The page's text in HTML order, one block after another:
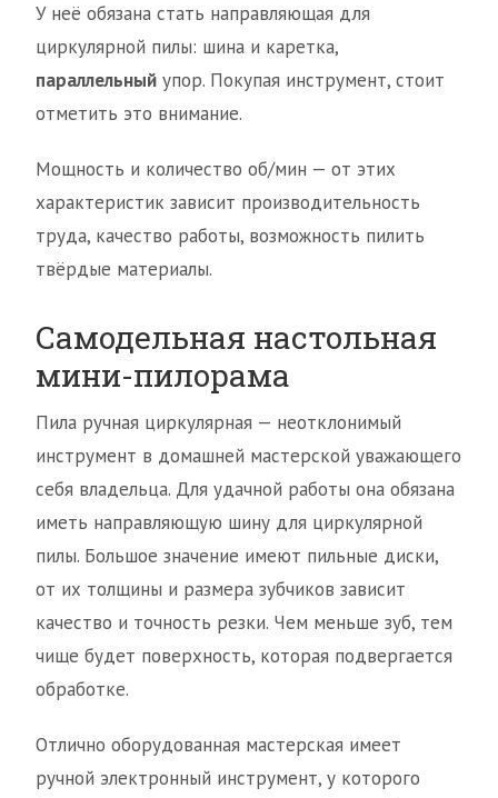
У неё обязана стать направляющая для
циркулярной пилы: шина и каретка,
параллельный упор. Покупая инструмент, стоит
отметить это внимание.
Мощность и количество об/мин — от этих
характеристик зависит производительность
труда, качество работы, возможность пилить
твёрдые материалы.
Самодельная настольная
мини-пилорама
Пила ручная циркулярная — неотклонимый
инструмент в домашней мастерской уважающего
себя владельца. Для удачной работы она обязана
иметь направляющую шину для циркулярной
пилы. Большое значение имеют пильные диски,
от их толщины и размера зубчиков зависит
качество и точность резки. Чем меньше зуб, тем
чище будет поверхность, которая подвергается
обработке.
Отлично оборудованная мастерская имеет
ручной электронный инструмент, у которого